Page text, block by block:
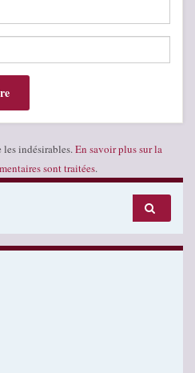
indésirables. En savoir plus sur la
sont traitées.